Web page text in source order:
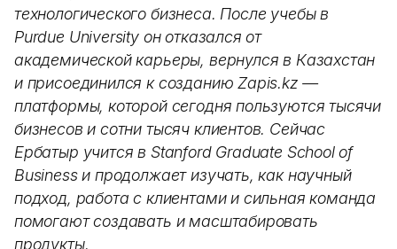
технологического бизнеса. После учебы в
Purdue University он отказался от
академической карьеры, вернулся в Казахстан
и присоединился к созданию Zapis.kz —
платформы, которой сегодня пользуются тысячи
бизнесов и сотни тысяч клиентов. Сейчас
Ербатыр учится в Stanford Graduate School of
Business и продолжает изучать, как научный
подход, работа с клиентами и сильная команда
помогают создавать и масштабировать
продукты.